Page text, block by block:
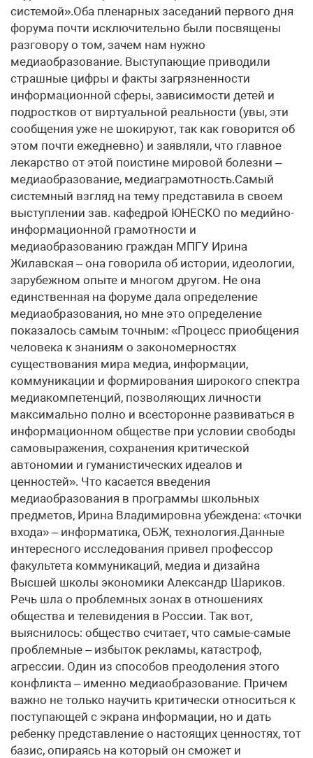
системой».Оба пленарных заседаний первого дня
форума почти исключительно были посвящены
разговору о том, зачем нам нужно
медиаобразование. Выступающие приводили
страшные цифры и факты загрязненности
информационной сферы, зависимости детей и
подростков от виртуальной реальности (увы, эти
сообщения уже не шокируют, так как говорится об
этом почти ежедневно) и заявляли, что главное
лекарство от этой поистине мировой болезни –
медиаобразование, медиаграмотность.Самый
системный взгляд на тему представила в своем
выступлении зав. кафедрой ЮНЕСКО по медийно-
информационной грамотности и
медиаобразованию граждан МПГУ Ирина
Жилавская – она говорила об истории, идеологии,
зарубежном опыте и многом другом. Не она
единственная на форуме дала определение
медиаобразования, но мне это определение
показалось самым точным: «Процесс приобщения
человека к знаниям о закономерностях
существования мира медиа, информации,
коммуникации и формирования широкого спектра
медиа­компетенций, позволяющих личности
максимально полно и всесторонне развиваться в
информационном обществе при условии свободы
самовыражения, сохранения критической
автономии и гуманистических идеалов и
ценностей». Что касается введения
медиаобразования в программы школьных
предметов, Ирина Владимировна убеждена: «точки
входа» – информатика, ОБЖ, технология.Данные
интересного исследования привел профессор
факультета коммуникаций, медиа и дизайна
Высшей школы экономики Александр Шариков.
Речь шла о проблемных зонах в отношениях
общества и телевидения в России. Так вот,
выяснилось: общество считает, что самые-самые
проблемные – избыток рекламы, катастроф,
агрессии. Один из способов преодоления этого
конфликта – именно медиаобразование. Причем
важно не только научить критически относиться к
поступающей с экрана информации, но и дать
ребенку представление о настоящих ценностях, тот
базис, опираясь на который он сможет и